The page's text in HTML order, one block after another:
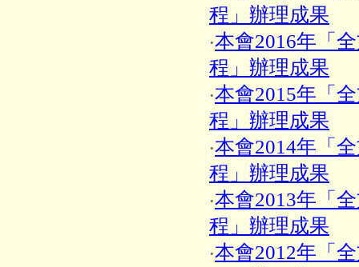
程」辦理成果
‧本會2016年「
程」辦理成果
‧本會2015年「
程」辦理成果
‧本會2014年「
程」辦理成果
‧本會2013年「
程」辦理成果
‧本會2012年「